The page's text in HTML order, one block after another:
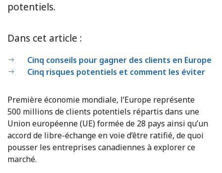
potentiels.
Dans cet article :
Cinq conseils pour gagner des clients en Europe
Cinq risques potentiels et comment les éviter
Première économie mondiale, l’Europe représente
500 millions de clients potentiels répartis dans une
Union européenne (UE) formée de 28 pays ainsi qu’un
accord de libre-échange en voie d’être ratifié, de quoi
pousser les entreprises canadiennes à explorer ce
marché.